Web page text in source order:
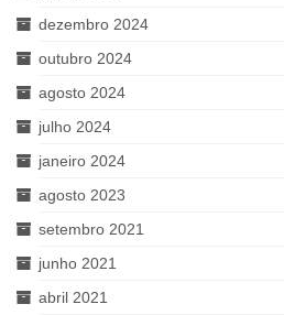
dezembro 2024
outubro 2024
agosto 2024
julho 2024
janeiro 2024
agosto 2023
setembro 2021
junho 2021
abril 2021